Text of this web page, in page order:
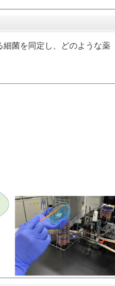
菌を同定し、どのような薬